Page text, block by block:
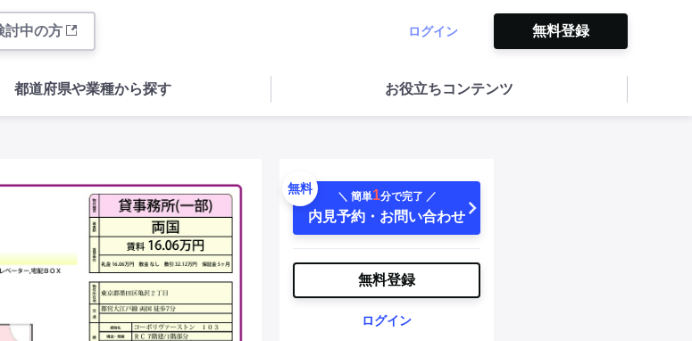
討中の方 ログイン 無料登録
都道府県や業種から探す お役立ちコンテンツ
無料
＼ 簡単1分で完了 ／
内見予約・お問い合わせ
無料登録
ログイン